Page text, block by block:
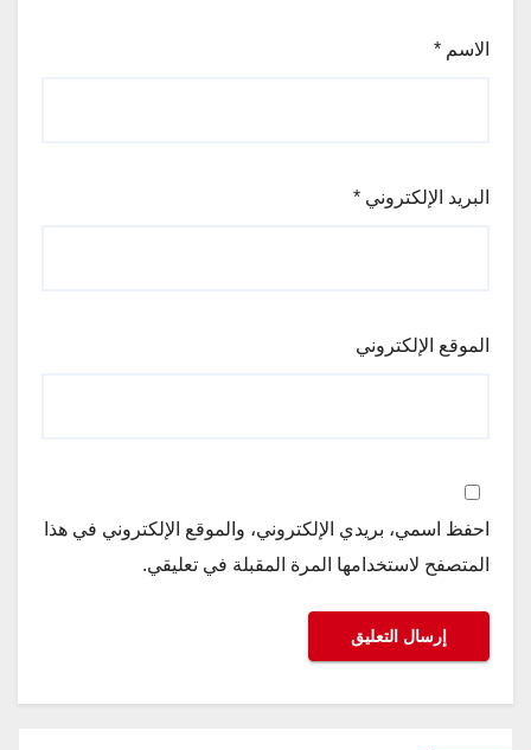
الاسم *
البريد الإلكتروني *
الموقع الإلكتروني
احفظ اسمي، بريدي الإلكتروني، والموقع الإلكتروني في هذا
المتصفح لاستخدامها المرة المقبلة في تعليقي.